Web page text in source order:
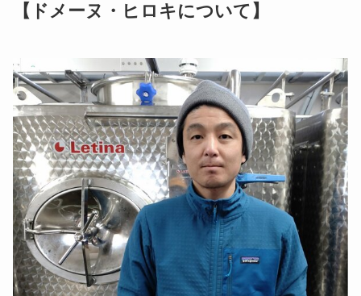
【ドメーヌ・ヒロキについて】